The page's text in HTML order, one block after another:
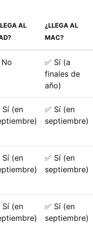
iPhone, iPad y Mac
AL
¿LLEGA AL
MAC?
No
✅ Sí (a
finales de
año)
Sí (en
✅ Sí (en
septiembre)
Sí (en
✅ Sí (en
septiembre)
Sí (en
✅ Sí (en
septiembre)